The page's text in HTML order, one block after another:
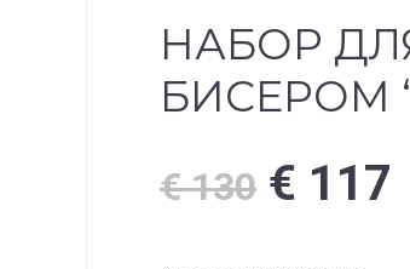
НАБОР
БИСЕРОМ
€130 € 117